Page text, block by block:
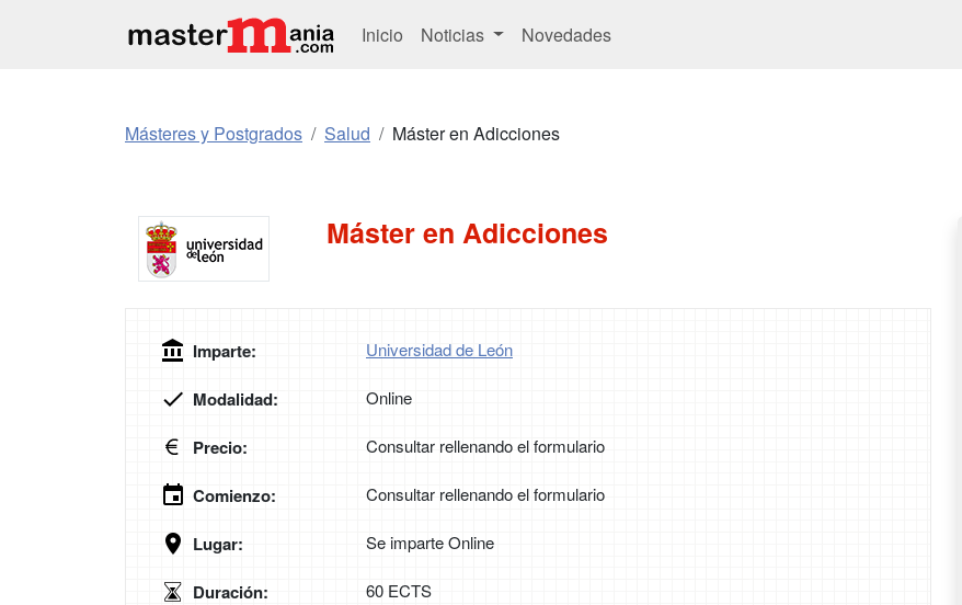
Inicio Noticias Novedades
Másteres y Postgrados Salud Máster en Adicciones
Máster en Adicciones
Imparte: Universidad de León
Modalidad: Online
Precio: Consultar rellenando el formulario
Comienzo: Consultar rellenando el formulario
Lugar: Se imparte Online
Duración: 60 ECTS